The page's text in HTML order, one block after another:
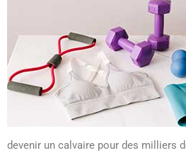
devenir un calvaire pour des milliers